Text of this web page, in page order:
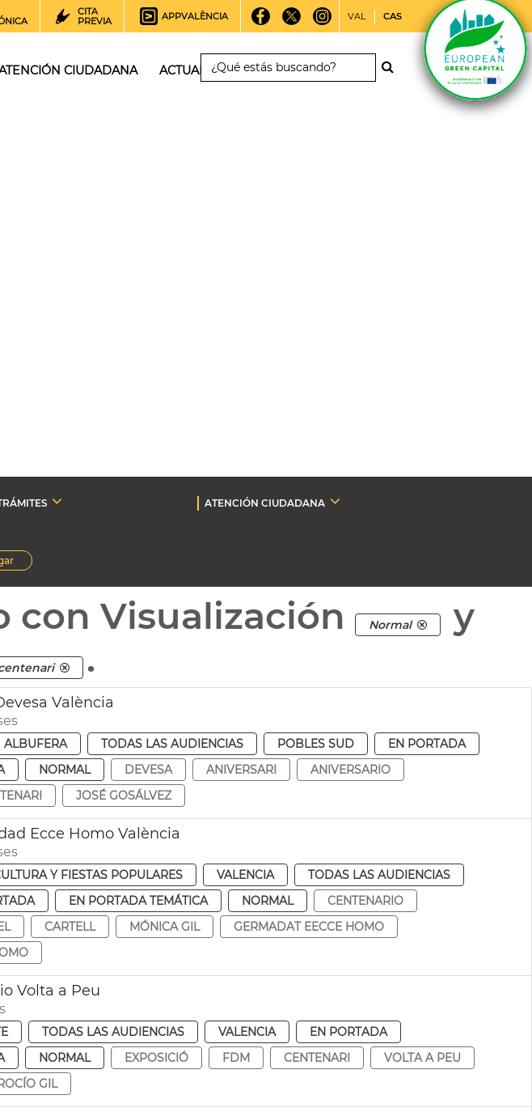
CITA
PREVIA
APPVALÈNCIA VAL CAS
CIUDADANA ACTUALIDAD
ATENCIÓN CIUDADANA
con Visualización Normal
y
.
València
ALBUFERA TODAS LAS AUDIENCIAS POBLES SUD
EN PORTADA
NORMAL DEVESA ANIVERSARI
ANIVERSARIO
JOSÉ GOSÁLVEZ
Ecce Homo València
Y FIESTAS POPULARES VALENCIA
TODAS LAS AUDIENCIAS
EN PORTADA TEMÁTICA NORMAL
CENTENARIO
CARTELL MÓNICA GIL
GERMADAT EECCE HOMO
Volta a Peu
TODAS LAS AUDIENCIAS VALENCIA
EN PORTADA
NORMAL EXPOSICIÓ FDM CENTENARI
VOLTA A PEU
GIL